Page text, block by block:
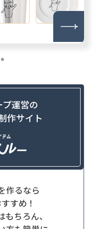
運営の
作サイト
作るなら
すめ！
ちろん、